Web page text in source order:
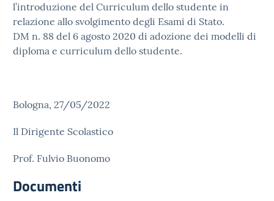
l’introduzione del Curriculum dello studente in
relazione allo svolgimento degli Esami di Stato.
DM n. 88 del 6 agosto 2020 di adozione dei modelli di
diploma e curriculum dello studente.
Bologna, 27/05/2022
Il Dirigente Scolastico
Prof. Fulvio Buonomo
Documenti